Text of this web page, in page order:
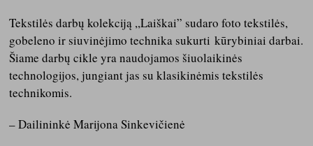
Tekstilės darbų kolekciją ,,Laiškai” sudaro foto tekstilės,
gobeleno ir siuvinėjimo technika sukurti kūrybiniai darbai.
Šiame darbų cikle yra naudojamos šiuolaikinės
technologijos, jungiant jas su klasikinėmis tekstilės
technikomis.
– Dailininkė Marijona Sinkevičienė